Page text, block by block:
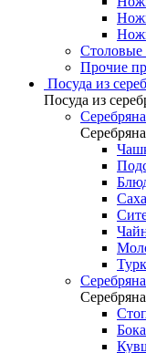
Столовые
Прочие
Посуда из
Посуда из